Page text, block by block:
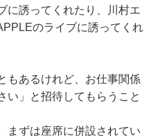
に誘ってくれたり、川村エ
のライブに誘ってくれ
あるけれど、お仕事関係
い」と招待してもらうこと
ずは座席に併設されてい